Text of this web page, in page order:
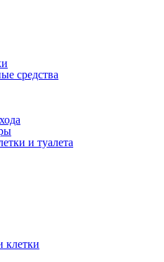
средства
и туалета
клетки